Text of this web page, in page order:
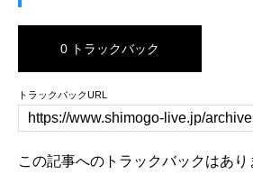
0 トラックバック
トラックバックURL
この記事へのトラックバックはあり